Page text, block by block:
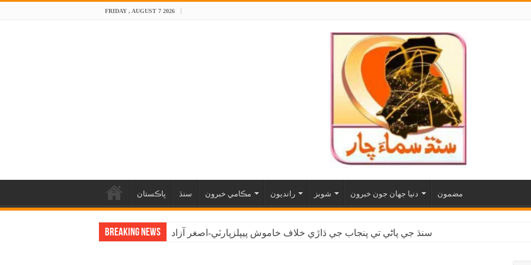
FRIDAY , AUGUST 7 2026
پاڪستان سنڌ مڪامي خبرون رانديون شوبز دنيا جهان جون خبرون مضمون
Breaking News سنڌ جي پاڻي تي پنجاب جي ڌاڙي خلاف خاموش پيپلزپارٽي-اصغر آزاد